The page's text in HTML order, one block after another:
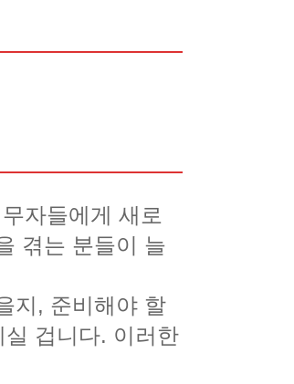
자들에게 새로
겪는 분들이 늘
지, 준비해야 할
겁니다. 이러한